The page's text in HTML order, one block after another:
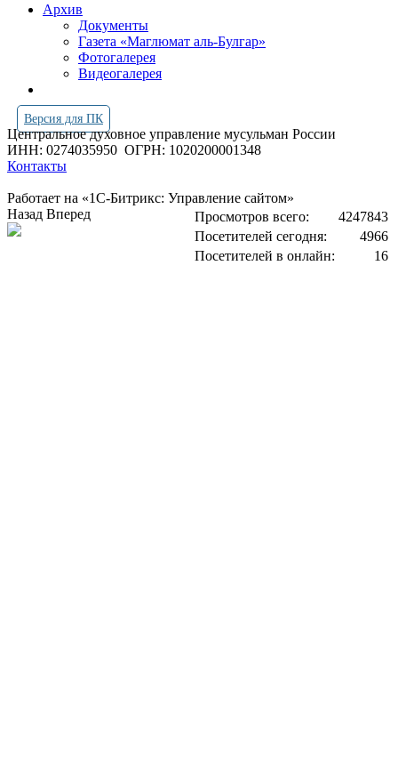
Архив
Документы
Газета «Маглюмат аль-Булгар»
Фотогалерея
Видеогалерея
Версия для ПК
Центральное духовное управление мусульман России
ИНН: 0274035950 ОГРН: 1020200001348
Контакты
Работает на «1С-Битрикс: Управление сайтом»
Просмотров всего:
4247843
Посетителей сегодня:
4966
Посетителей в онлайн:
16
Назад Вперед